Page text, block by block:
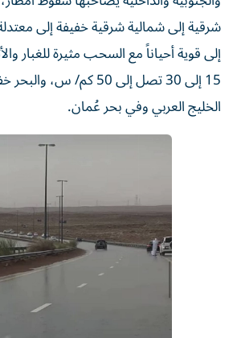
شرقية إلى شمالية شرقية خفيفة إلى
إلى قوية أحياناً مع السحب مثيرة للغبار
15 إلى 30 تصل إلى 50 كم/
الخليج العربي وفي بحر عُمان.